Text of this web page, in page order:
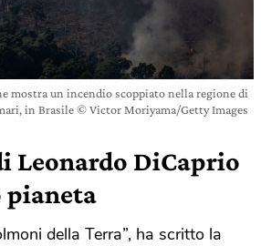
mostra un incendio scoppiato nella regione di
in Brasile © Victor Moriyama/Getty Images
Leonardo DiCaprio
pianeta
della Terra”, ha scritto la